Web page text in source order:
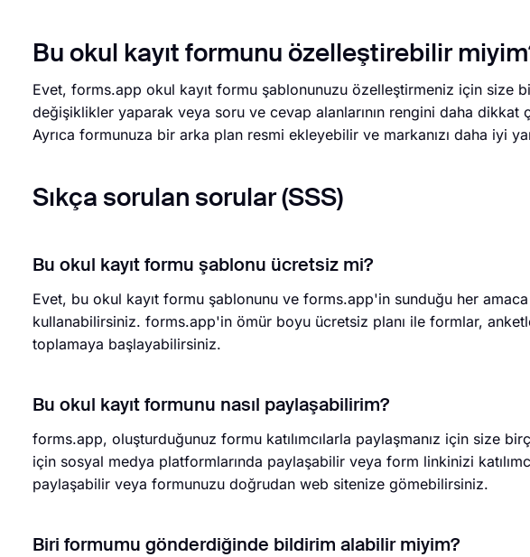
Bu okul kayıt formunu özelleştirebilir
Evet, forms.app okul kayıt formu şablonunuzu özelleştirmeniz için size
değişiklikler yaparak veya soru ve cevap alanlarının rengini daha
Ayrıca formunuza bir arka plan resmi ekleyebilir ve markanızı daha iyi
Sıkça sorulan sorular (SSS)
Bu okul kayıt formu şablonu ücretsiz mi?
Evet, bu okul kayıt formu şablonunu ve forms.app'in sunduğu her
kullanabilirsiniz. forms.app'in ömür boyu ücretsiz planı ile formlar,
toplamaya başlayabilirsiniz.
Bu okul kayıt formunu nasıl paylaşabilirim?
forms.app, oluşturduğunuz formu katılımcılarla paylaşmanız için size
için sosyal medya platformlarında paylaşabilir veya form linkinizi
paylaşabilir veya formunuzu doğrudan web sitenize gömebilirsiniz.
Biri formumu gönderdiğinde bildirim alabilir miyim?